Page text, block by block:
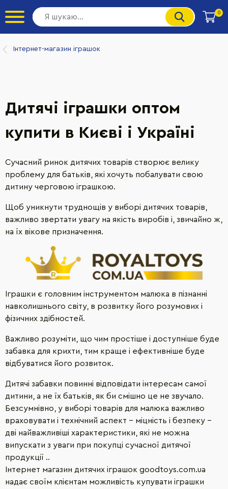
0
Інтернет-магазин іграшок
Дитячі іграшки оптом
купити в Києві і Україні
Сучасний ринок дитячих товарів створює велику
проблему для батьків, які хочуть побалувати свою
дитину черговою іграшкою.
Щоб уникнути труднощів у виборі дитячих товарів,
важливо звертати увагу на якість виробів і, звичайно ж,
на їх вікове призначення.
Іграшки є головним інструментом малюка в пізнанні
навколишнього світу, в розвитку його розумових і
фізичних здібностей.
Важливо розуміти, що чим простіше і доступніше буде
забавка для крихти, тим краще і ефективніше буде
відбуватися його розвиток.
Дитячі забавки повинні відповідати інтересам самої
дитини, а не їх батьків, як би смішно це не звучало.
Безсумнівно, у виборі товарів для малюка важливо
враховувати і технічний аспект - міцність і безпеку -
дві найважливіші характеристики, які не можна
випускати з уваги при покупці сучасної дитячої
продукції ..
Інтернет магазин дитячих іграшок goodtoys.com.ua
надає своїм клієнтам можливість купувати іграшки